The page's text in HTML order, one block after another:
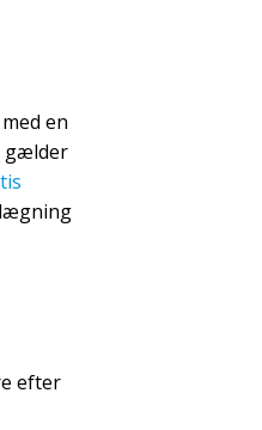
en
gælder
efter